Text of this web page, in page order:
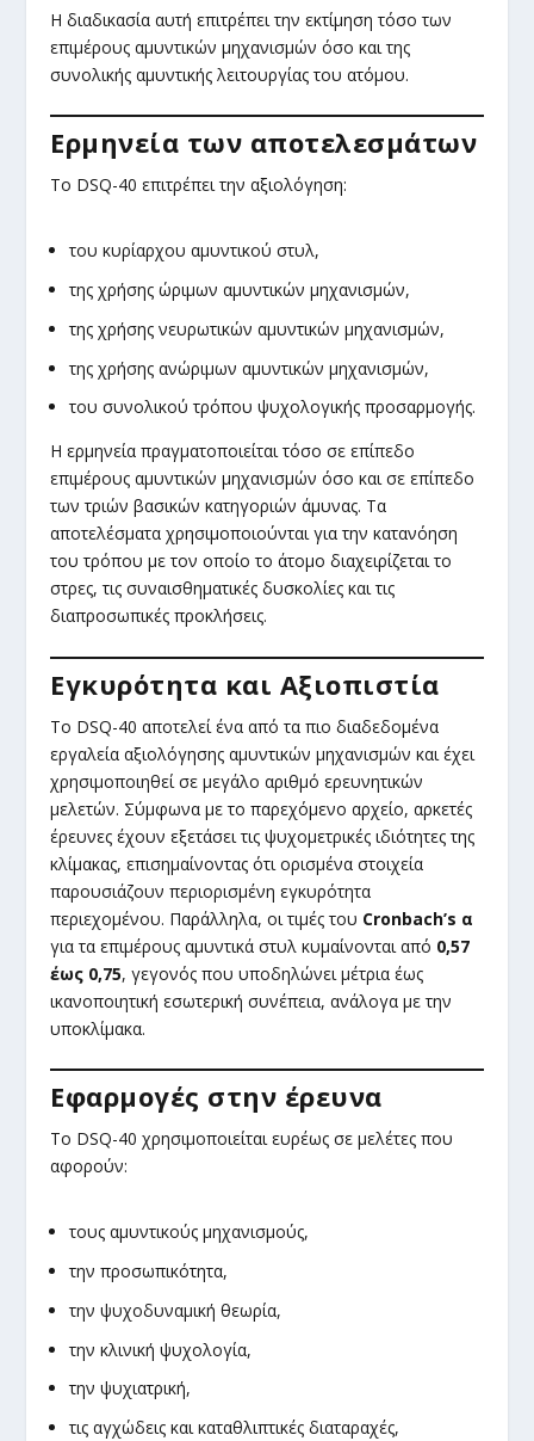
Η διαδικασία αυτή επιτρέπει την εκτίμηση τόσο των
επιμέρους αμυντικών μηχανισμών όσο και της
συνολικής αμυντικής λειτουργίας του ατόμου.
Ερμηνεία των αποτελεσμάτων
Το DSQ-40 επιτρέπει την αξιολόγηση:
του κυρίαρχου αμυντικού στυλ,
της χρήσης ώριμων αμυντικών μηχανισμών,
της χρήσης νευρωτικών αμυντικών μηχανισμών,
της χρήσης ανώριμων αμυντικών μηχανισμών,
του συνολικού τρόπου ψυχολογικής προσαρμογής.
Η ερμηνεία πραγματοποιείται τόσο σε επίπεδο
επιμέρους αμυντικών μηχανισμών όσο και σε επίπεδο
των τριών βασικών κατηγοριών άμυνας. Τα
αποτελέσματα χρησιμοποιούνται για την κατανόηση
του τρόπου με τον οποίο το άτομο διαχειρίζεται το
στρες, τις συναισθηματικές δυσκολίες και τις
διαπροσωπικές προκλήσεις.
Εγκυρότητα και Αξιοπιστία
Το DSQ-40 αποτελεί ένα από τα πιο διαδεδομένα
εργαλεία αξιολόγησης αμυντικών μηχανισμών και έχει
χρησιμοποιηθεί σε μεγάλο αριθμό ερευνητικών
μελετών. Σύμφωνα με το παρεχόμενο αρχείο, αρκετές
έρευνες έχουν εξετάσει τις ψυχομετρικές ιδιότητες της
κλίμακας, επισημαίνοντας ότι ορισμένα στοιχεία
παρουσιάζουν περιορισμένη εγκυρότητα
περιεχομένου. Παράλληλα, οι τιμές του Cronbach’s α
για τα επιμέρους αμυντικά στυλ κυμαίνονται από 0,57
έως 0,75, γεγονός που υποδηλώνει μέτρια έως
ικανοποιητική εσωτερική συνέπεια, ανάλογα με την
υποκλίμακα.
Εφαρμογές στην έρευνα
Το DSQ-40 χρησιμοποιείται ευρέως σε μελέτες που
αφορούν:
τους αμυντικούς μηχανισμούς,
την προσωπικότητα,
την ψυχοδυναμική θεωρία,
την κλινική ψυχολογία,
την ψυχιατρική,
τις αγχώδεις και καταθλιπτικές διαταραχές,